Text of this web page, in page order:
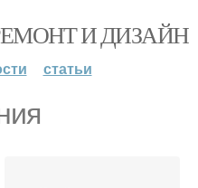
И ДИЗАЙН
статьи